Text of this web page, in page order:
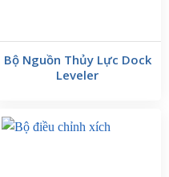
phần thủy lực và phần điện
Bộ Nguồn Thủy Lực Dock
Leveler